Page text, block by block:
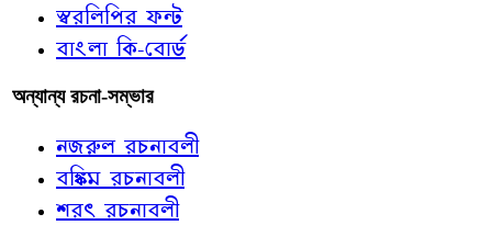
স্বরলিপির ফন্ট
বাংলা কি-বোর্ড
অন্যান্য রচনা-সম্ভার
নজরুল রচনাবলী
বঙ্কিম রচনাবলী
শরৎ রচনাবলী